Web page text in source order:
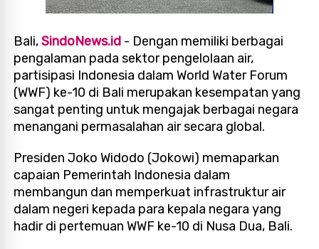
Bali,SindoNews.id - Dengan memiliki berbagai
pengalaman pada sektor pengelolaan air,
partisipasi Indonesia dalam World Water Forum
(WWF) ke-10 di Bali merupakan kesempatan yang
sangat penting untuk mengajak berbagai negara
menangani permasalahan air secara global.
Presiden Joko Widodo (Jokowi) memaparkan
capaian Pemerintah Indonesia dalam
membangun dan memperkuat infrastruktur air
dalam negeri kepada para kepala negara yang
hadir di pertemuan WWF ke-10 di Nusa Dua, Bali.